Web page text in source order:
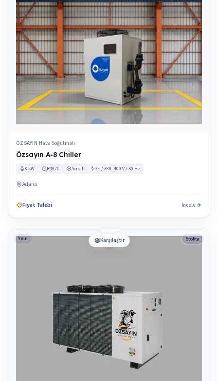
ÖZSAYIN|Hava Soğutmalı
Özsayın A-8 Chiller
8 kW R407C Scroll 3~ / 380–400 V / 50 Hz
Adana
Fiyat Talebi İncele
Karşılaştır
Yeni Stokta